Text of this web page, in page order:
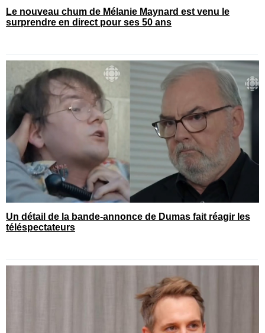
Le nouveau chum de Mélanie Maynard est venu le
surprendre en direct pour ses 50 ans
Un détail de la bande-annonce de Dumas fait réagir les
téléspectateurs